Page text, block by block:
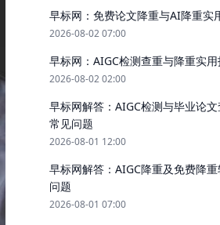
早标网：免费论文降重与AI降重实
2026-08-02 07:00
早标网：AIGC检测查重与降重实
2026-08-02 02:00
早标网解答：AIGC检测与毕业论
常见问题
2026-08-01 12:00
早标网解答：AIGC降重及免费降
问题
2026-08-01 07:00